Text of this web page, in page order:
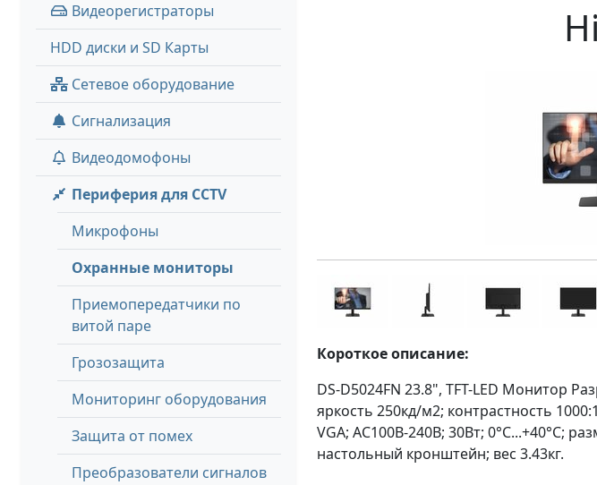
Видеорегистраторы
HDD диски и SD Карты
Сетевое оборудование
Сигнализация
Видеодомофоны
Периферия для CCTV
Микрофоны
Охранные мониторы
Приемопередатчики по
витой паре
Грозозащита
Мониторинг оборудования
Защита от помех
Преобразователи сигналов
Короткое описание:
DS-D5024FN 23.8", TFT-LED Монитор
яркость 250кд/м2; контрастность
VGA; AC100В-240В; 30Вт; 0°C...+40°C;
настольный кронштейн; вес 3.43кг.